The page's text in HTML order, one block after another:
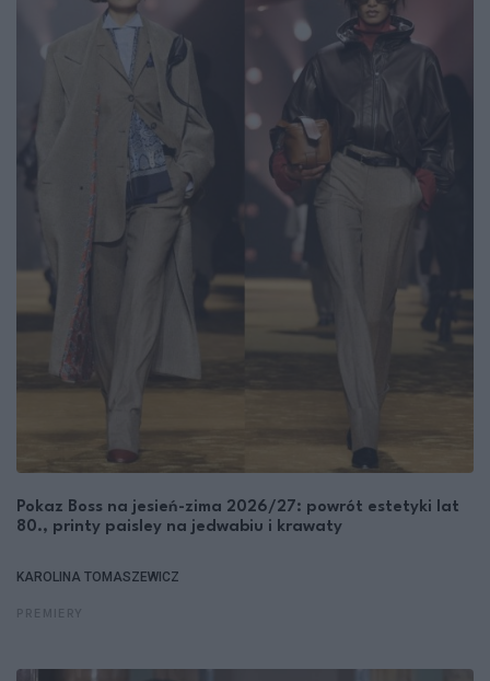
Pokaz Boss na jesień-zima 2026/27: powrót estetyki lat
80., printy paisley na jedwabiu i krawaty
KAROLINA TOMASZEWICZ